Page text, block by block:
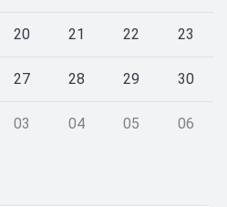
20 21 22 23
27 28 29 30
03 04 05 06